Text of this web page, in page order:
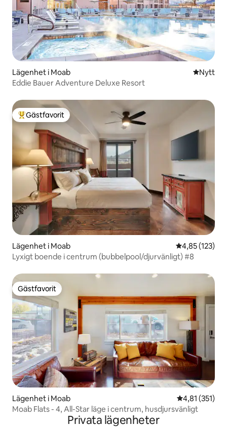
Lägenhet i Moab NyttNytt
Eddie Bauer Adventure Deluxe Resort
Populär gästfavorit
Gästfavorit
Lägenhet i Moab 4,85 av 5 i
4,85 (123)
Lyxigt boende i centrum (bubbelpool/djurvänligt) #8
Gästfavorit
Gästfavorit
Lägenhet i Moab 4,81 av 5 i
4,81 (351)
Moab Flats - 4, All-Star läge i centrum, husdjursvänligt
Privata lägenheter